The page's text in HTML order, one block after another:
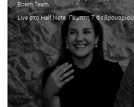
Boem Team
Live στο Half Note. Πέμπτη 7 Φεβρουαρίου